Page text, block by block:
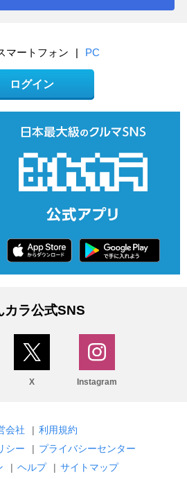
マートフォン PC
ログイン
カラ公式SNS
X Instagram
会社 | 利用規約
シー
| プライバシーセンター
| ヘルプ | サイトマップ